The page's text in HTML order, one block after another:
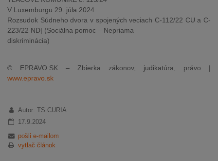
V Luxemburgu 29. júla 2024
Rozsudok Súdneho dvora v spojených veciach C-112/22 CU a C-
223/22 ND| (Sociálna pomoc – Nepriama
diskriminácia)
© EPRAVO.SK – Zbierka zákonov, judikatúra, právo |
www.epravo.sk
Autor: TS CURIA
17.9.2024
pošli e-mailom
vytlač článok